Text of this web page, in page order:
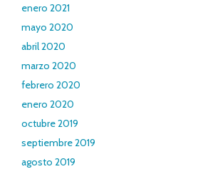
enero 2021
mayo 2020
abril 2020
marzo 2020
febrero 2020
enero 2020
octubre 2019
septiembre 2019
agosto 2019